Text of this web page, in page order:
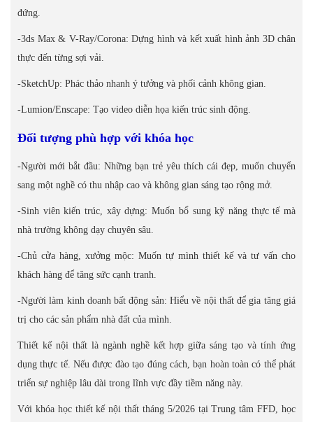
đứng.
-3ds Max & V-Ray/Corona: Dựng hình và kết xuất hình ảnh 3D chân
thực đến từng sợi vải.
-SketchUp: Phác thảo nhanh ý tưởng và phối cảnh không gian.
-Lumion/Enscape: Tạo video diễn họa kiến trúc sinh động.
Đối tượng phù hợp với khóa học
-Người mới bắt đầu: Những bạn trẻ yêu thích cái đẹp, muốn chuyển
sang một nghề có thu nhập cao và không gian sáng tạo rộng mở.
-Sinh viên kiến trúc, xây dựng: Muốn bổ sung kỹ năng thực tế mà
nhà trường không dạy chuyên sâu.
-Chủ cửa hàng, xưởng mộc: Muốn tự mình thiết kế và tư vấn cho
khách hàng để tăng sức cạnh tranh.
-Người làm kinh doanh bất động sản: Hiểu về nội thất để gia tăng giá
trị cho các sản phẩm nhà đất của mình.
Thiết kế nội thất là ngành nghề kết hợp giữa sáng tạo và tính ứng
dụng thực tế. Nếu được đào tạo đúng cách, bạn hoàn toàn có thể phát
triển sự nghiệp lâu dài trong lĩnh vực đầy tiềm năng này.
Với khóa học thiết kế nội thất tháng 5/2026 tại Trung tâm FFD, học